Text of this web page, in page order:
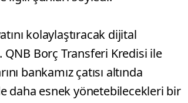
kolaylaştıracak dijital
Borç Transferi Kredisi ile
bankamız çatısı altında
daha esnek yönetebilecekleri bir